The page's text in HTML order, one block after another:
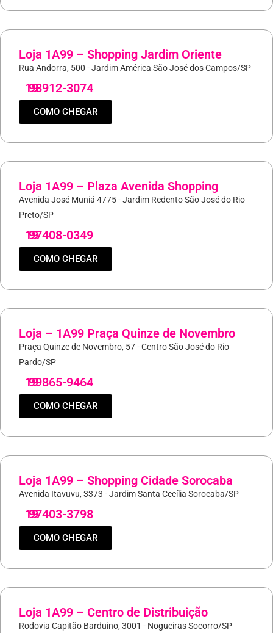
Loja 1A99 – Shopping Jardim Oriente
Rua Andorra, 500 - Jardim América São José dos Campos/SP
19
98912-3074
COMO CHEGAR
Loja 1A99 – Plaza Avenida Shopping
Avenida José Muniá 4775 - Jardim Redento São José do Rio
Preto/SP
19
97408-0349
COMO CHEGAR
Loja – 1A99 Praça Quinze de Novembro
Praça Quinze de Novembro, 57 - Centro São José do Rio
Pardo/SP
19
99865-9464
COMO CHEGAR
Loja 1A99 – Shopping Cidade Sorocaba
Avenida Itavuvu, 3373 - Jardim Santa Cecília Sorocaba/SP
19
97403-3798
COMO CHEGAR
Loja 1A99 – Centro de Distribuição
Rodovia Capitão Barduino, 3001 - Nogueiras Socorro/SP